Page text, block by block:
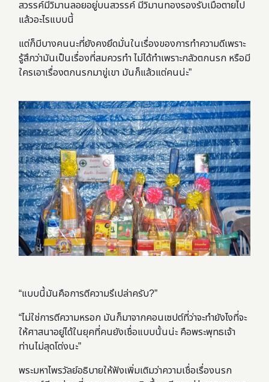
สวรรค์มีวิมานลอยอยู่บนสวรรค์ มีวิมานทองรองรับเมื่อตายไป
แล้วอะไรแบบนี้
แต่ก็มีบางคนนะที่ยังคงยึดมั่นในเรื่องของการทำความดีเพราะ
รู้สึกว่ามันเป็นเรื่องที่สมควรทำ ไม่ได้ทำเพราะกลัวตกนรก หรือมี
ใครเอาเรื่องตกนรกมาขู่เขา มันก็แล้วแต่คนน่ะ”
“แบบนี้มันคือการตีความรึเปล่าครับ?”
“ไม่ใช่การตีความหรอก มันก็มาจากคอนเซปต์ที่ว่าจะทำยังไงที่จะ
ให้ศาสนาอยู่ได้ในยุคที่คนยังเชื่อแบบนั้นน่ะ คือพระพุทธเจ้า
ท่านไม่สุดโต่งนะ”
พระมหาไพรวัลย์อธิบายให้ฟังเพิ่มเติมว่าความเชื่อเรื่องนรก